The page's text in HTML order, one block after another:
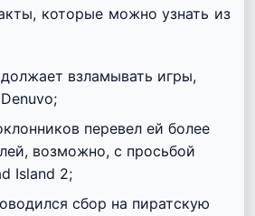
которые можно узнать из
взламывать игры,
перевел ей более
возможно, с просьбой
Island 2;
сбор на пиратскую